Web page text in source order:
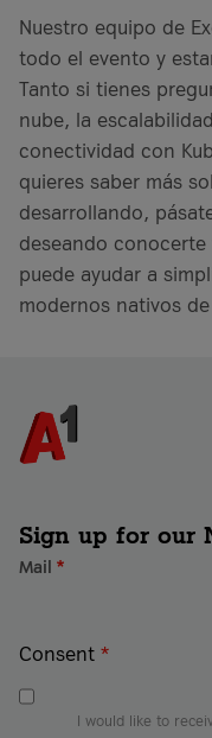
Nuestro equipo de
todo el evento y
Tanto si tienes
nube, la
conectividad con
quieres saber más
desarrollando,
deseando
puede ayudar a
modernos nativos
Sign up for our
Mail *
Consent *
I would like to